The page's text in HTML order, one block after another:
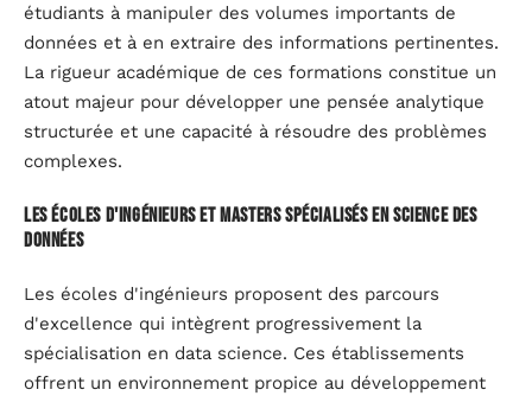
étudiants à manipuler des volumes importants de
données et à en extraire des informations pertinentes.
La rigueur académique de ces formations constitue un
atout majeur pour développer une pensée analytique
structurée et une capacité à résoudre des problèmes
complexes.
Les écoles d'ingénieurs et masters spécialisés en science des
données
Les écoles d'ingénieurs proposent des parcours
d'excellence qui intègrent progressivement la
spécialisation en data science. Ces établissements
offrent un environnement propice au développement